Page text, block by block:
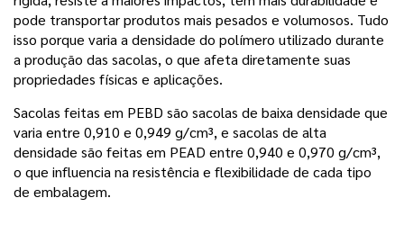
pode transportar produtos mais pesados e volumosos. Tudo
isso porque varia a densidade do polímero utilizado durante
a produção das sacolas, o que afeta diretamente suas
propriedades físicas e aplicações.
Sacolas feitas em PEBD são sacolas de baixa densidade que
varia entre 0,910 e 0,949 g/cm³, e sacolas de alta
densidade são feitas em PEAD entre 0,940 e 0,970 g/cm³,
o que influencia na resistência e flexibilidade de cada tipo
de embalagem.